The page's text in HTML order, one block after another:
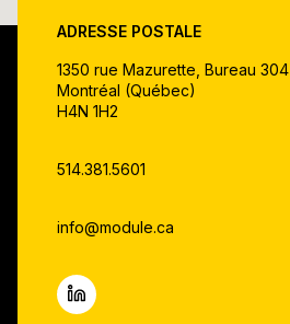
ADRESSE POSTALE
1350 rue Mazurette, Bureau 304
Montréal (Québec)
H4N 1H2
514.381.5601
info@module.ca